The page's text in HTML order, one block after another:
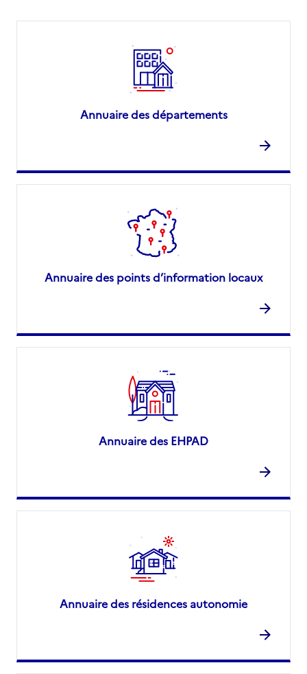
Annuaire des départements
Annuaire des points d’information locaux
Annuaire des EHPAD
Annuaire des résidences autonomie